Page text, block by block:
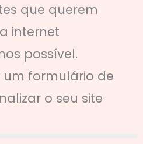
que querem
internet
possível.
um formulário de
o seu site